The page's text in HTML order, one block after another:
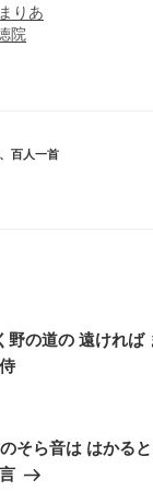
りあ
院
百人一首
野の道の 遠ければ
そら音は はかる